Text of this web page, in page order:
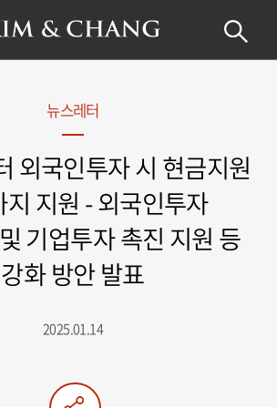
뉴스레터
외국인투자 시 현금지원
지원 - 외국인투자
기업투자 촉진 지원 등
강화 방안 발표
2025.01.14